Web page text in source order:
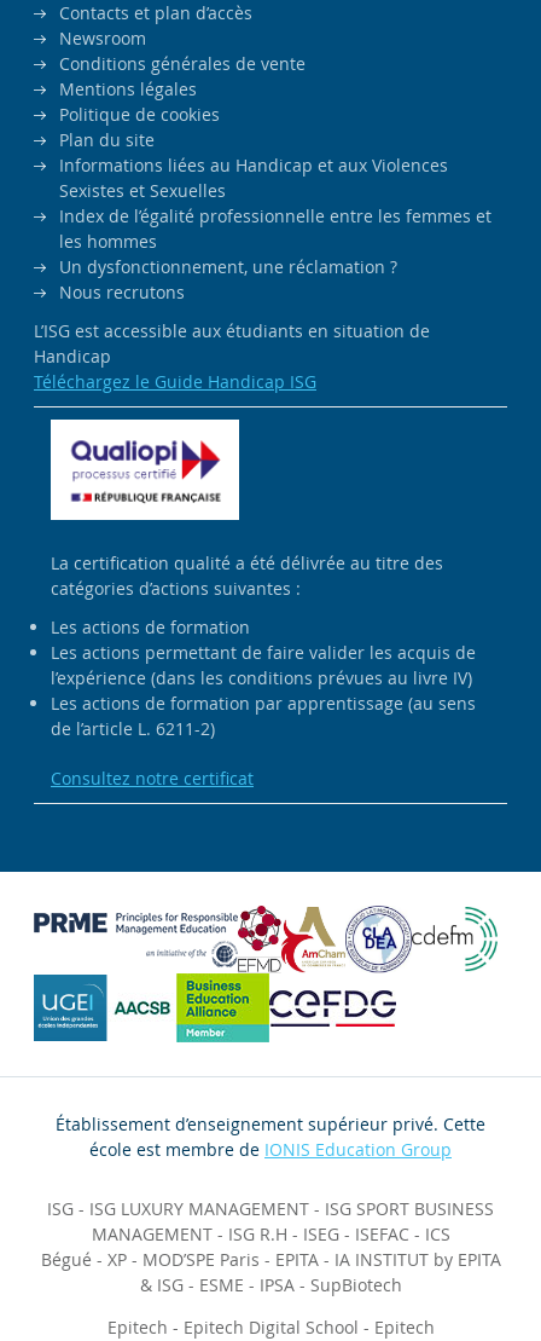
Contacts et plan d’accès
Newsroom
Conditions générales de vente
Mentions légales
Politique de cookies
Plan du site
Informations liées au Handicap et aux Violences
Sexistes et Sexuelles
Index de l’égalité professionnelle entre les femmes et
les hommes
Un dysfonctionnement, une réclamation ?
Nous recrutons
L’ISG est accessible aux étudiants en situation de
Handicap
Téléchargez le Guide Handicap ISG
La certification qualité a été délivrée au titre des
catégories d’actions suivantes :
Les actions de formation
Les actions permettant de faire valider les acquis de
l’expérience (dans les conditions prévues au livre IV)
Les actions de formation par apprentissage (au sens
de l’article L. 6211-2)
Consultez notre certificat
Établissement d’enseignement supérieur privé. Cette
école est membre de IONIS Education Group
ISG - ISG LUXURY MANAGEMENT - ISG SPORT BUSINESS
MANAGEMENT- ISG R.H - ISEG- ISEFAC- ICS
Bégué - XP- MOD’SPE Paris - EPITA- IA INSTITUT by EPITA
& ISG- ESME - IPSA- SupBiotech
Epitech - Epitech Digital School - Epitech